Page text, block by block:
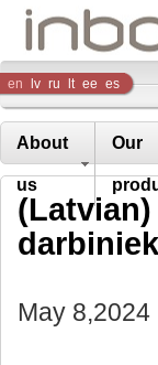
Inbox
Company
en lv ru lt ee es
About
us
Our
May 8,2024